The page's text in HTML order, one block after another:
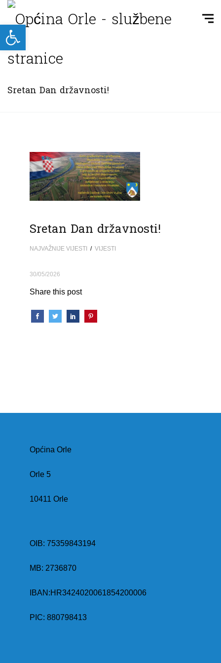
Sretan Dan državnosti!
Sretan Dan državnosti!
NAJVAŽNIJE VIJESTI / VIJESTI
30/05/2026
Share this post
Općina Orle
Orle 5
10411 Orle
OIB: 75359843194
MB: 2736870
IBAN:HR3424020061854200006
PIC: 880798413
Open toolbar